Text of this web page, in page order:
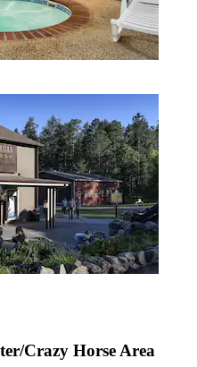
Crazy Horse Area